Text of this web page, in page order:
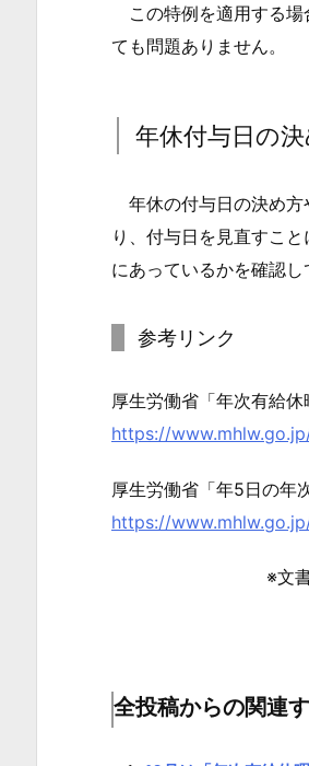
年
与
決
め
方
管
方
法
自
社
る
この特例を適用する場
ても問題ありません。
年休付与日の
年休の付与日の決め方
り、付与日を見直すこ
にあっているかを確認し
参考リンク
厚生労働省「年次有給休
https://
厚生労働省「年5日の年
https://
※文
全投稿からの関連